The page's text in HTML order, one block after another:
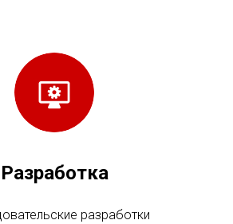
Разработка
разработки